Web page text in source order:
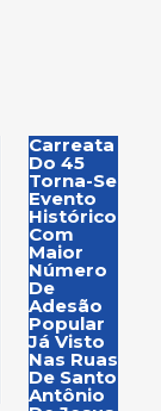
Carreata
Do 45
Torna-Se
Evento
Histórico
Com
Maior
Número
De
Adesão
Popular
Já Visto
Nas Ruas
De Santo
Antônio